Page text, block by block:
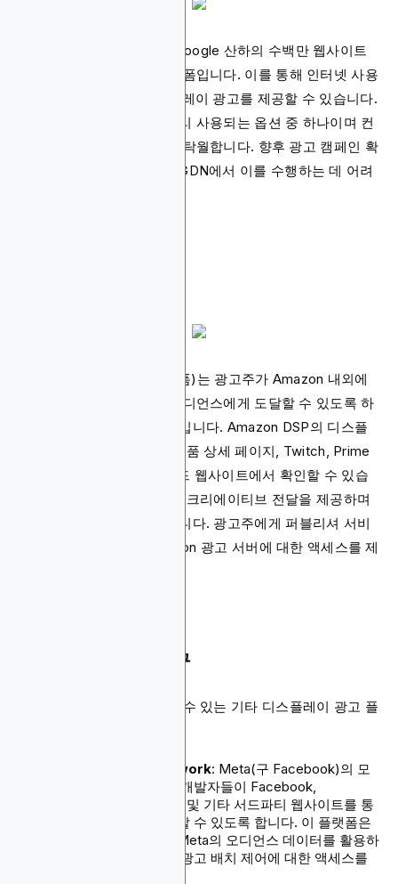
YouTube와 Gmail과 같은 Google 산하의 수백만 웹사이트
와 앱을 포괄하는 광고 플랫폼입니다. 이를 통해 인터넷 사용
자의 90% 이상에게 디스플레이 광고를 제공할 수 있습니다.
디스플레이 광고에 가장 널리 사용되는 옵션 중 하나이며 컨
텍스트 및 인마켓 타겟팅에 탁월합니다. 향후 광고 캠페인 확
장을 계획하는 광고주라면 GDN에서 이를 수행하는 데 어려
Amazon DSP(수요측 플랫폼)는 광고주가 Amazon 내외에
서 광고 배치를 구매하고 오디언스에게 도달할 수 있도록 하
는 디스플레이 광고 플랫폼입니다. Amazon DSP의 디스플
레이 광고는 제품 스토어, 제품 상세 페이지, Twitch, Prime
Video, Kindle과 같은 브랜드 웹사이트에서 확인할 수 있습
니다. 이 사이트는 다이내믹 크리에이티브 전달을 제공하며
내장된 지표를 갖추고 있습니다. 광고주에게 퍼블리셔 서비
스, 마케팅 클라우드, Amazon 광고 서버에 대한 액세스를 제
기타 네트워크 및 도구
위의 옵션들 외에도 활용할 수 있는 기타 디스플레이 광고 플
Meta Audience Network: Meta(구 Facebook)의 모
바일 광고 네트워크로, 개발자들이 Facebook,
Messenger, Instagram 및 기타 서드파티 웹사이트를 통
해 앱으로 수익을 창출할 수 있도록 합니다. 이 플랫폼은
정밀한 타겟팅을 위해 Meta의 오디언스 데이터를 활용하
며 실시간 성과 추적과 광고 배치 제어에 대한 액세스를